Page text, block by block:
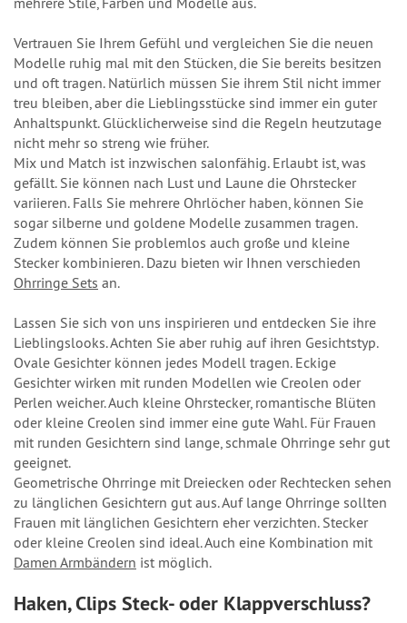
Vertrauen Sie Ihrem Gefühl und vergleichen Sie die neuen
Modelle ruhig mal mit den Stücken, die Sie bereits besitzen
und oft tragen. Natürlich müssen Sie ihrem Stil nicht immer
treu bleiben, aber die Lieblingsstücke sind immer ein guter
Anhaltspunkt. Glücklicherweise sind die Regeln heutzutage
nicht mehr so streng wie früher.
Mix und Match ist inzwischen salonfähig. Erlaubt ist, was
gefällt. Sie können nach Lust und Laune die Ohrstecker
variieren. Falls Sie mehrere Ohrlöcher haben, können Sie
sogar silberne und goldene Modelle zusammen tragen.
Zudem können Sie problemlos auch große und kleine
Stecker kombinieren. Dazu bieten wir Ihnen verschieden
Ohrringe Sets an.
Lassen Sie sich von uns inspirieren und entdecken Sie ihre
Lieblingslooks. Achten Sie aber ruhig auf ihren Gesichtstyp.
Ovale Gesichter können jedes Modell tragen. Eckige
Gesichter wirken mit runden Modellen wie Creolen oder
Perlen weicher. Auch kleine Ohrstecker, romantische Blüten
oder kleine Creolen sind immer eine gute Wahl. Für Frauen
mit runden Gesichtern sind lange, schmale Ohrringe sehr gut
geeignet.
Geometrische Ohrringe mit Dreiecken oder Rechtecken sehen
zu länglichen Gesichtern gut aus. Auf lange Ohrringe sollten
Frauen mit länglichen Gesichtern eher verzichten. Stecker
oder kleine Creolen sind ideal. Auch eine Kombination mit
Damen Armbändern ist möglich.
Haken, Clips Steck- oder Klappverschluss?